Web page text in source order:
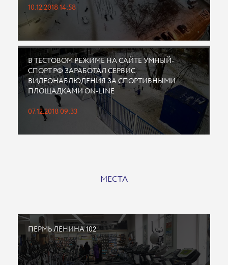
10.12.2018 14:58
В ТЕСТОВОМ РЕЖИМЕ НА САЙТЕ УМНЫЙ-
СПОРТ.РФ ЗАРАБОТАЛ СЕРВИС
ВИДЕОНАБЛЮДЕНИЯ ЗА СПОРТИВНЫМИ
ПЛОЩАДКАМИ ON-LINE
07.12.2018 09:33
МЕСТА
ПЕРМЬ ЛЕНИНА 102